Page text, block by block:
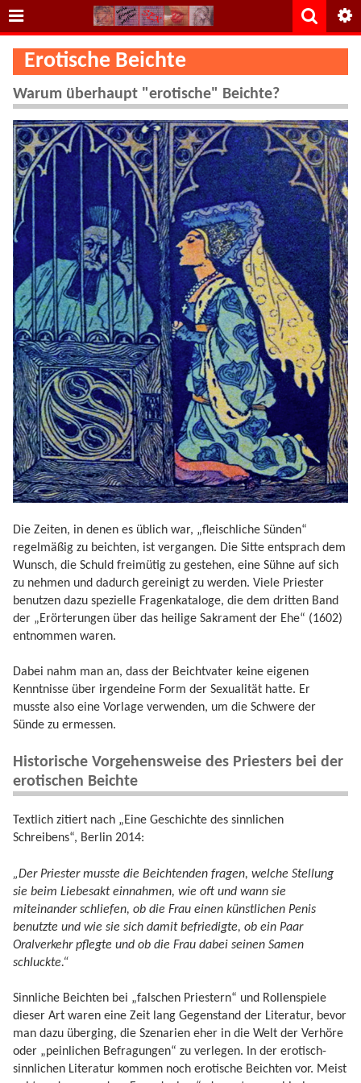
Erotische Beichte
Warum überhaupt "erotische" Beichte?
Die Zeiten, in denen es üblich war, „fleischliche Sünden“
regelmäßig zu beichten, ist vergangen. Die Sitte entsprach dem
Wunsch, die Schuld freimütig zu gestehen, eine Sühne auf sich
zu nehmen und dadurch gereinigt zu werden. Viele Priester
benutzen dazu spezielle Fragenkataloge, die dem dritten Band
der „Erörterungen über das heilige Sakrament der Ehe“ (1602)
entnommen waren.
Dabei nahm man an, dass der Beichtvater keine eigenen
Kenntnisse über irgendeine Form der Sexualität hatte. Er
musste also eine Vorlage verwenden, um die Schwere der
Sünde zu ermessen.
Historische Vorgehensweise des Priesters bei der
erotischen Beichte
Textlich zitiert nach „Eine Geschichte des sinnlichen
Schreibens“, Berlin 2014:
„Der Priester musste die Beichtenden fragen, welche Stellung
sie beim Liebesakt einnahmen, wie oft und wann sie
miteinander schliefen, ob die Frau einen künstlichen Penis
benutzte und wie sie sich damit befriedigte, ob ein Paar
Oralverkehr pflegte und ob die Frau dabei seinen Samen
schluckte.“
Sinnliche Beichten bei „falschen Priestern“ und Rollenspiele
dieser Art waren eine Zeit lang Gegenstand der Literatur, bevor
man dazu überging, die Szenarien eher in die Welt der Verhöre
oder „peinlichen Befragungen“ zu verlegen. In der erotisch-
sinnlichen Literatur kommen noch erotische Beichten vor. Meist